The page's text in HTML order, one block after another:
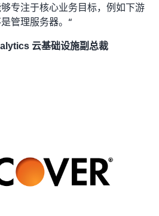
专注于核心业务目标，例如下游
管理服务器。“
云基础设施副总裁